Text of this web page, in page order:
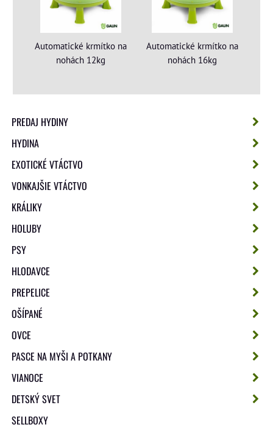
Automatické krmítko na
nohách 12kg
Automatické krmítko na
nohách 16kg
PREDAJ HYDINY
HYDINA
EXOTICKÉ VTÁCTVO
VONKAJŠIE VTÁCTVO
KRÁLIKY
HOLUBY
PSY
HLODAVCE
PREPELICE
OŠÍPANÉ
OVCE
PASCE NA MYŠI A POTKANY
VIANOCE
DETSKÝ SVET
SELLBOXY